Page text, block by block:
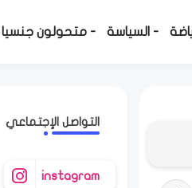
- السياسة - متحولون جنسيا
التواصل الإجتماعي
instagram